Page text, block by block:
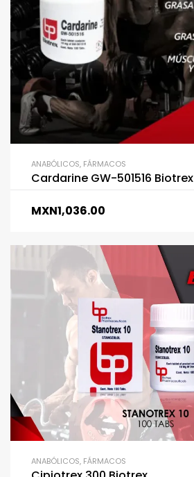
ANABÓLICOS, FÁRMACOS
Cardarine GW-501516 Biotrex
MXN1,036.00
ANABÓLICOS, FÁRMACOS